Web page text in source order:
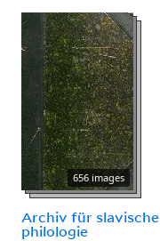
656 images
Archiv für slavische
philologie